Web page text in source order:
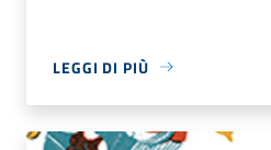
LEGGI DI PIÙ